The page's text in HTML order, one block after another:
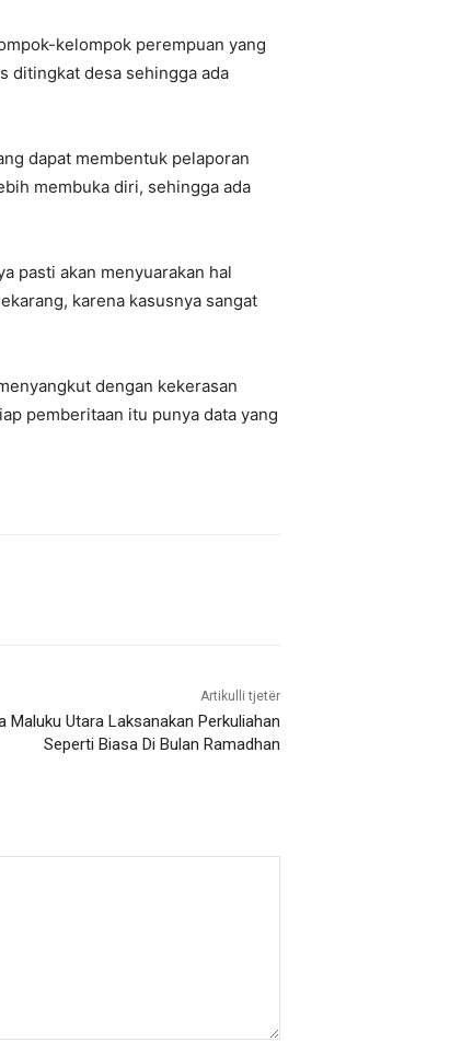
kelompok perempuan yang
ditingkat desa sehingga ada
dapat membentuk pelaporan
membuka diri, sehingga ada
pasti akan menyuarakan hal
karena kasusnya sangat
dengan kekerasan
pemberitaan itu punya data yang
Artikulli tjetër
Maluku Utara Laksanakan Perkuliahan
Seperti Biasa Di Bulan Ramadhan